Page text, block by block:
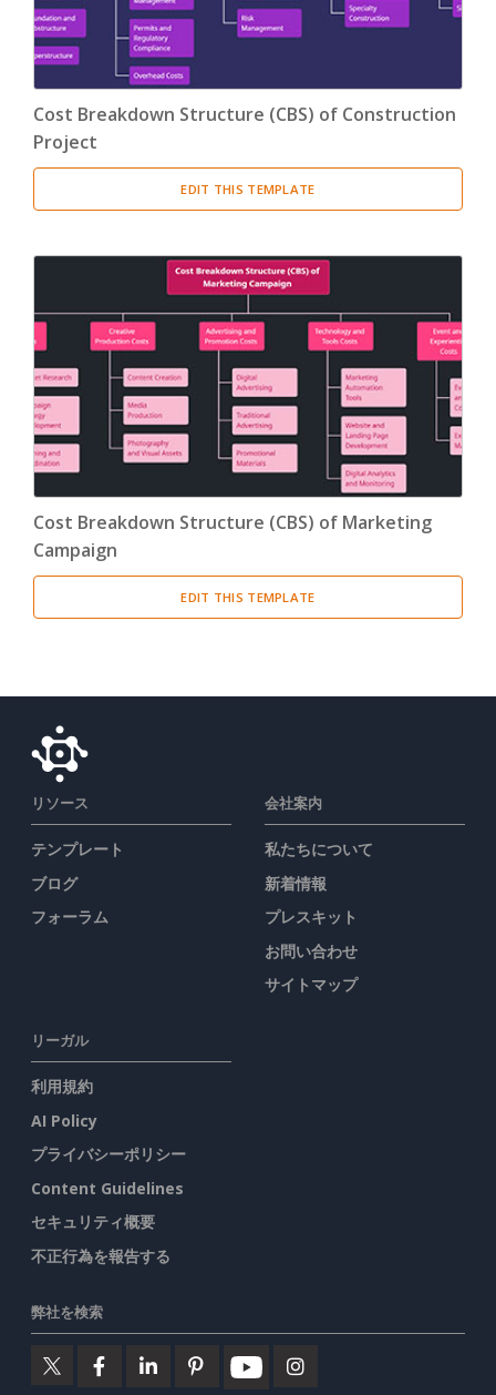
Stakeholder Breakdown Structure (3)
Location Breakdown Structure (3)
Cost Breakdown Structure (CBS) of Construction
Project
EDIT THIS TEMPLATE
Cost Breakdown Structure (CBS) of Marketing
Campaign
EDIT THIS TEMPLATE
リソース
テンプレート
ブログ
フォーラム
会社案内
私たちについて
新着情報
プレスキット
お問い合わせ
サイトマップ
リーガル
利用規約
AI Policy
プライバシーポリシー
Content Guidelines
セキュリティ概要
不正行為を報告する
弊社を検索